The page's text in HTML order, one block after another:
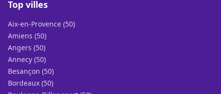
Top villes
Aix-en-Provence (50)
Amiens (50)
Angers (50)
Annecy (50)
Besançon (50)
Bordeaux (50)